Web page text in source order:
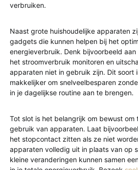
verbruiken.
Naast grote huishoudelijke apparaten
gadgets die kunnen helpen bij het
energieverbruik. Denk bijvoorbeeld
het stroomverbruik monitoren en
apparaten niet in gebruik zijn. Dit soort
makkelijker om snelveelbesparen
in je dagelijkse routine aan te brengen.
Tot slot is het belangrijk om bewust om
gebruik van apparaten. Laat
het stopcontact zitten als ze niet
apparaten volledig uit in plaats van op
kleine veranderingen kunnen samen